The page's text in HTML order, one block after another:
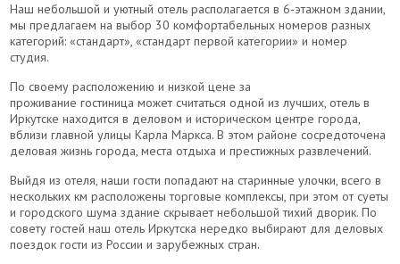
Наш небольшой и уютный отель располагается в 6-этажном здании,
мы предлагаем на выбор 30 комфортабельных номеров разных
категорий: «стандарт», «стандарт первой категории» и номер
студия.
По своему расположению и низкой цене за
проживание гостиница может считаться одной из лучших, отель в
Иркутске находится в деловом и историческом центре города,
вблизи главной улицы Карла Маркса. В этом районе сосредоточена
деловая жизнь города, места отдыха и престижных развлечений.
Выйдя из отеля, наши гости попадают на старинные улочки, всего в
нескольких км расположены торговые комплексы, при этом от суеты
и городского шума здание скрывает небольшой тихий дворик. По
совету гостей наш отель Иркутска нередко выбирают для деловых
поездок гости из России и зарубежных стран.